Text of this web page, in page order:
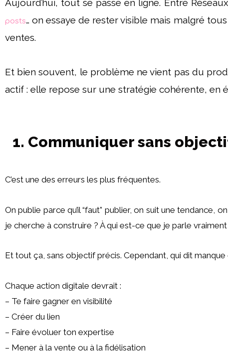
Aujourd’hui, tout se passe en ligne. Entre
posts… on essaye de rester visible mais malgré
ventes.
Et bien souvent, le problème ne vient pas du
actif : elle repose sur une stratégie cohérente, en
1. Communiquer sans
C’est une des erreurs les plus fréquentes.
On publie parce qu’il “faut” publier, on suit une
je cherche à construire ? À qui est-ce que je parle
Et tout ça, sans objectif précis. Cependant, qui dit
Chaque action digitale devrait :
– Te faire gagner en visibilité
– Créer du lien
– Faire évoluer ton expertise
– Mener à la vente ou à la fidélisation